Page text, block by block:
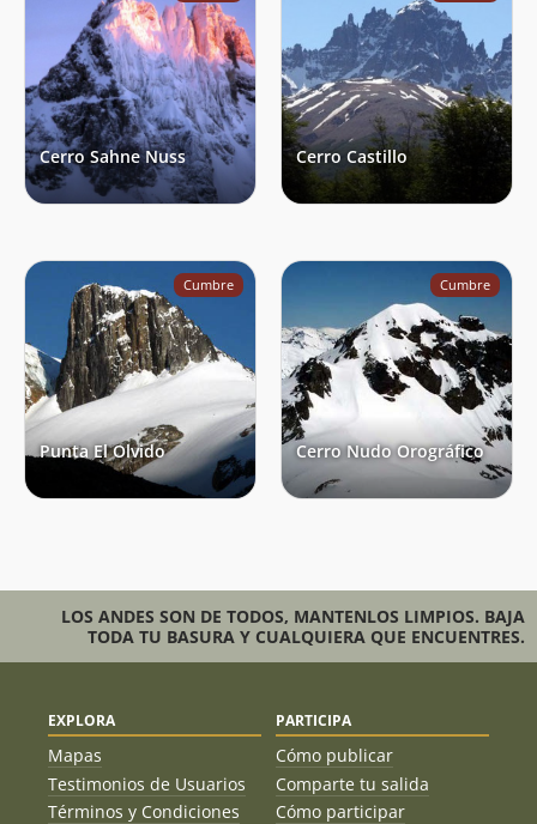
Cerro Sahne Nuss Cerro Castillo
Cumbre
Punta El Olvido
Cumbre
Cerro Nudo Orográfico
LOS ANDES SON DE TODOS, MANTENLOS LIMPIOS. BAJA
TODA TU BASURA Y CUALQUIERA QUE ENCUENTRES.
EXPLORA
Mapas
Testimonios de Usuarios
Términos y Condiciones
PARTICIPA
Cómo publicar
Comparte tu salida
Cómo participar